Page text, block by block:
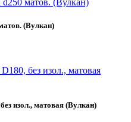
(Вулкан)
изол., матовая (Вулкан)